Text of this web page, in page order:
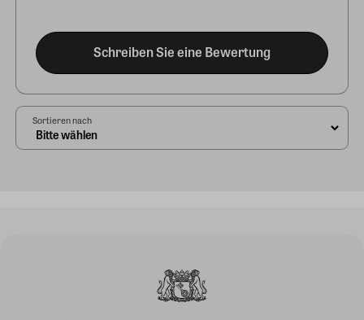
Schreiben Sie eine Bewertung
Sortieren nach